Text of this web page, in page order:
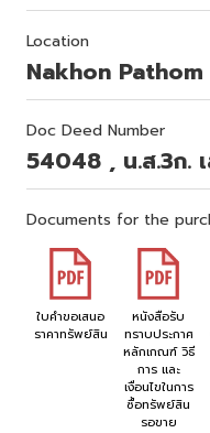
Location
Nakhon Pathom
Doc Deed Number
54048 , น.ส.3ก.
Documents for the
ใบคำขอเสนอ
ราคาทรัพย์สิน
หนังสือรับ
ทราบประกาศ
หลักเกณฑ์ วิธี
การ และ
เงื่อนไขในการ
ซื้อทรัพย์สิน
รอขาย